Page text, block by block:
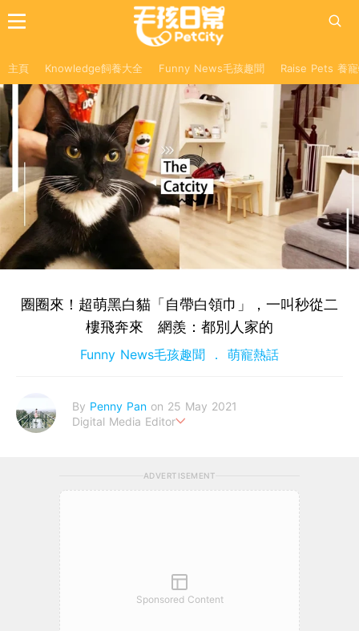
主頁 Knowledge飼養大全 Funny News毛孩趣聞 Raise Pets 養
圈圈來！超萌黑白貓「自帶白領巾」，一叫秒從二
樓飛奔來 網羨：都別人家的
Funny News毛孩趣聞 萌寵熱話
By Penny Pan on 25 May 2021
Digital Media Editor
ADVERTISEMENT
Sponsored Content